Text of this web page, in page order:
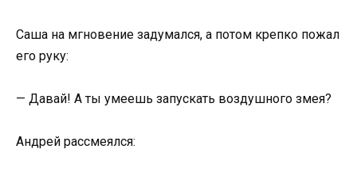
Саша на мгновение задумался, а потом крепко пожал
его руку:
— Давай! А ты умеешь запускать воздушного змея?
Андрей рассмеялся: